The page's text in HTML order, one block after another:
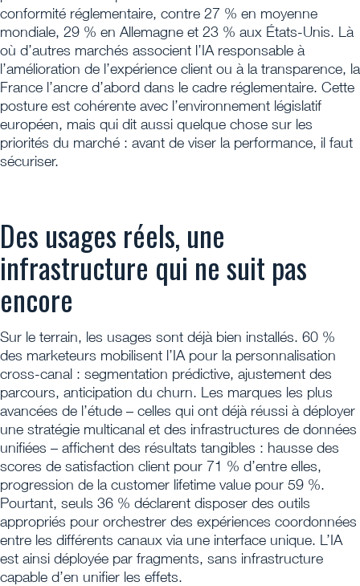
conformité réglementaire, contre 27 % en moyenne
mondiale, 29 % en Allemagne et 23 % aux États-Unis. Là
où d’autres marchés associent l’IA responsable à
l’amélioration de l’expérience client ou à la transparence, la
France l’ancre d’abord dans le cadre réglementaire. Cette
posture est cohérente avec l’environnement législatif
européen, mais qui dit aussi quelque chose sur les
priorités du marché : avant de viser la performance, il faut
sécuriser.
Des usages réels, une
infrastructure qui ne suit pas
encore
Sur le terrain, les usages sont déjà bien installés. 60 %
des marketeurs mobilisent l’IA pour la personnalisation
cross-canal : segmentation prédictive, ajustement des
parcours, anticipation du churn. Les marques les plus
avancées de l’étude – celles qui ont déjà réussi à déployer
une stratégie multicanal et des infrastructures de données
unifiées – affichent des résultats tangibles : hausse des
scores de satisfaction client pour 71 % d’entre elles,
progression de la customer lifetime value pour 59 %.
Pourtant, seuls 36 % déclarent disposer des outils
appropriés pour orchestrer des expériences coordonnées
entre les différents canaux via une interface unique. L’IA
est ainsi déployée par fragments, sans infrastructure
capable d’en unifier les effets.